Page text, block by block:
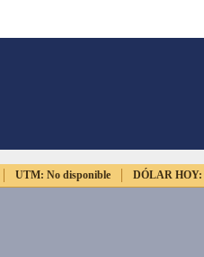
UTM: No disponible DÓLAR HOY: